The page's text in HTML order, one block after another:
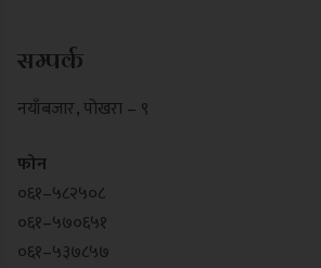
सम्पर्क
नयाँबजार , पोखरा – ९
फोन
०६१–५८२५०८
०६१–५७०६५१
०६१–५३७८५७